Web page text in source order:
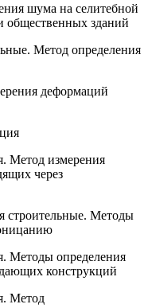
шума на селитебной
зданий
Метод определения
деформаций
Метод измерения
через
строительные. Методы
Методы определения
конструкций
Метод